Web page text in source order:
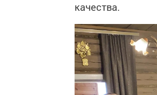
качества.